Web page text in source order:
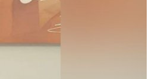
"التلغراف": الحرب التي خاضها ترامب
صحيفة "التلغراف": الاتفاق
قوات الاحتلال الإسرائيلي تضرم النار